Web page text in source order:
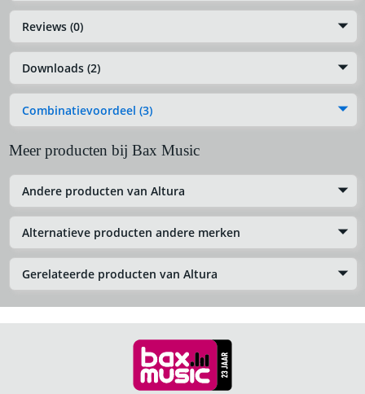
Reviews (0)
Downloads (2)
Combinatievoordeel (3)
Meer producten bij Bax Music
Andere producten van Altura
Alternatieve producten andere merken
Gerelateerde producten van Altura